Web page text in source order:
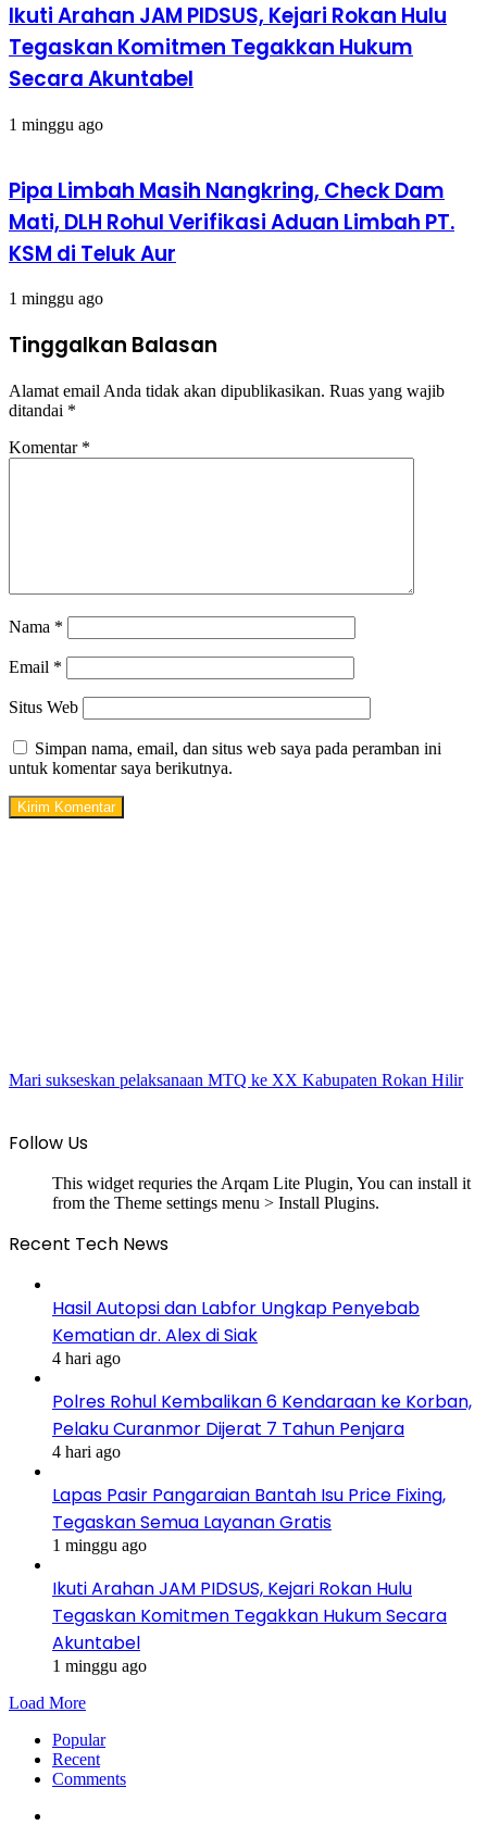
Ikuti Arahan JAM PIDSUS, Kejari Rokan Hulu
Tegaskan Komitmen Tegakkan Hukum
Secara Akuntabel
1 minggu ago
Pipa Limbah Masih Nangkring, Check Dam
Mati, DLH Rohul Verifikasi Aduan Limbah PT.
KSM di Teluk Aur
1 minggu ago
Tinggalkan Balasan
Alamat email Anda tidak akan dipublikasikan. Ruas yang wajib
ditandai *
Komentar *
Nama *
Email *
Situs Web
Simpan nama, email, dan situs web saya pada peramban ini
untuk komentar saya berikutnya.
Mari sukseskan pelaksanaan MTQ ke XX Kabupaten Rokan Hilir
Follow Us
This widget requries the Arqam Lite Plugin, You can install it
from the Theme settings menu > Install Plugins.
Recent Tech News
Hasil Autopsi dan Labfor Ungkap Penyebab
Kematian dr. Alex di Siak
4 hari ago
Polres Rohul Kembalikan 6 Kendaraan ke Korban,
Pelaku Curanmor Dijerat 7 Tahun Penjara
4 hari ago
Lapas Pasir Pangaraian Bantah Isu Price Fixing,
Tegaskan Semua Layanan Gratis
1 minggu ago
Ikuti Arahan JAM PIDSUS, Kejari Rokan Hulu
Tegaskan Komitmen Tegakkan Hukum Secara
Akuntabel
1 minggu ago
Load More
Popular
Recent
Comments